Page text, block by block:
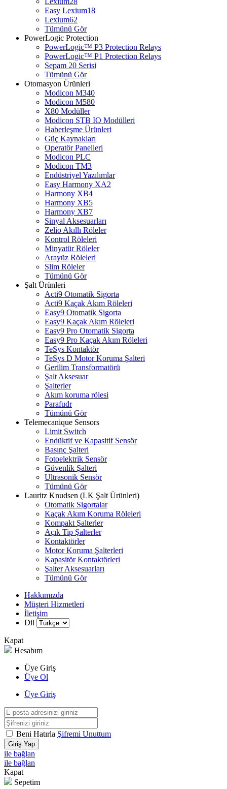
Easy Lexium18
Lexium62
Tümünü Gör
PowerLogic Protection
PowerLogic™ P3 Protection Relays
PowerLogic™ P1 Protection Relays​
Sepam 20 Serisi
Tümünü Gör
Otomasyon Ürünleri
Modicon M340
Modicon M580
X80 Modüller
Modicon STB IO Modülleri
Haberleşme Ürünleri
Güç Kaynakları
Operatör Panelleri
Modicon PLC
Modicon TM3
Endüstriyel Yazılımlar
Easy Harmony XA2
Harmony XB4
Harmony XB5
Harmony XB7
Sinyal Aksesuarları
Zelio Akıllı Röleler
Kontrol Röleleri
Minyatür Röleler
Arayüz Röleleri
Slim Röleler
Tümünü Gör
Şalt Ürünleri
Acti9 Otomatik Sigorta
Acti9 Kaçak Akım Röleleri
Easy9 Otomatik Sigorta
Easy9 Kaçak Akım Röleleri
Easy9 Pro Otomatik Sigorta
Easy9 Pro Kaçak Akım Röleleri
TeSys Kontaktör
TeSys D Motor Koruma Şalteri
Gerilim Transformatörü
Şalt Aksesuar
Şalterler
Akım koruma rölesi
Parafudr
Tümünü Gör
Telemecanique Sensors
Limit Switch
Endüktif ve Kapasitif Sensör
Basınç Şalteri
Fotoelektrik Sensör
Güvenlik Şalteri
Ultrasonik Sensör
Tümünü Gör
Lauritz Knudsen (LK Şalt Ürünleri)
Otomatik Sigortalar
Kaçak Akım Koruma Röleleri
Kompakt Şalterler
Açık Tip Şalterler
Kontaktörler
Motor Koruma Şalterleri
Kapasitör Kontaktörleri
Şalter Aksesuarları
Tümünü Gör
Hakkımızda
Müşteri Hizmetleri
İletişim
Dil
Kapat
Hesabım
Üye Giriş
Üye Ol
Üye Giriş
Beni Hatırla Şifremi Unuttum
Giriş Yap
ile bağlan
ile bağlan
Kapat
Sepetim